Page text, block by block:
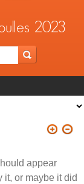
2023
appear
it, or maybe it did